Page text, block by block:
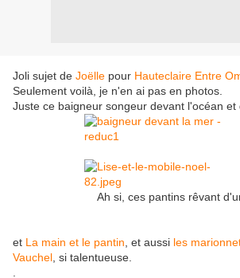
Joli sujet de Joëlle pour Hauteclaire Entre
Seulement voilà, je n'en ai pas en photos.
Juste ce baigneur songeur devant l'océan
Ah si, ces pantins rêvant
et La main et le pantin , et aussi les
Vauchel , si talentueuse.